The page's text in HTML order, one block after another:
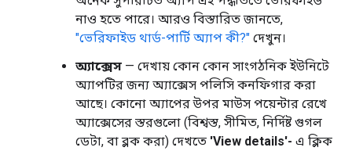
নাও হতে পারে। আরও বিস্তারিত জানতে,
"ভেরিফাইড থার্ড-পার্টি অ্যাপ কী?" দেখুন।
অ্যাক্সেস — দেখায় কোন কোন সাংগঠনিক ইউনিটে
অ্যাপটির জন্য অ্যাক্সেস পলিসি কনফিগার করা
আছে। কোনো অ্যাপের উপর মাউস পয়েন্টার রেখে
অ্যাক্সেসের স্তরগুলো (বিশ্বস্ত, সীমিত, নির্দিষ্ট গুগল
ডেটা, বা ব্লক করা) দেখতে 'View details'- এ ক্লিক